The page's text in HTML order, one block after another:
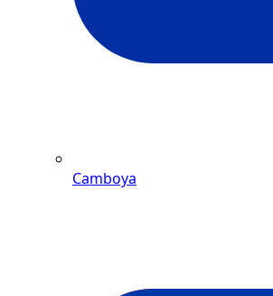
Camboya